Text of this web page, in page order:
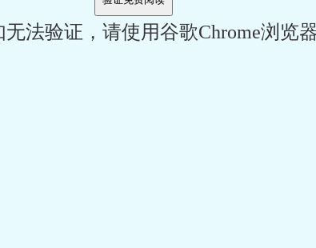
法验证，请使用谷歌Chrome浏览器